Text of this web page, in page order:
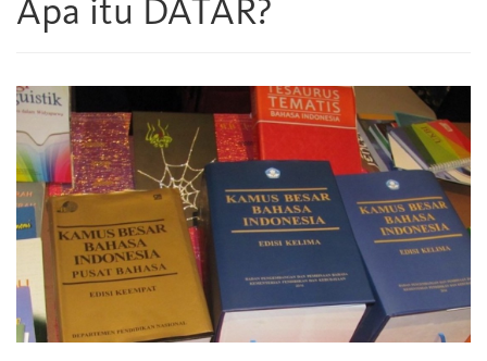
Apa itu DATAR?